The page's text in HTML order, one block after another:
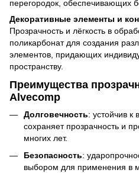
перегородок, обеспечивающих
Декоративные элементы и
Прозрачность и лёгкость в
поликарбонат для создания
элементов, придающих
пространству.
Преимущества
Alvecomp
Долговечность: устойчив к
сохраняет прозрачность и
многих лет.
Безопасность:
выбором для применения в